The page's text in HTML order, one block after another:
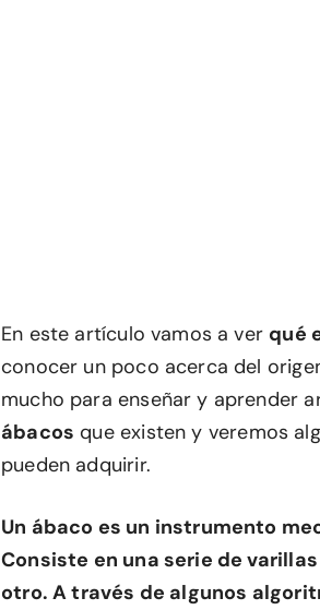
En este artículo vamos a ver qué
conocer un poco acerca del
mucho para enseñar y aprender
ábacos que existen y veremos
pueden adquirir.
Un ábaco es un instrumento
Consiste en una serie de
otro. A través de algunos